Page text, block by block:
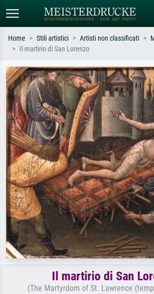
Cerca per artista, titolo o stile – es.
Monet, Notte stellata,
Impressionismo, onda di Hokusai,
nudo.
Descrivi la
astratto
olio scuro,
Home Stili artistici Artisti non classificati
Il martirio di San Lorenzo
Il martirio di San
(The Martyrdom of St. Lawrence